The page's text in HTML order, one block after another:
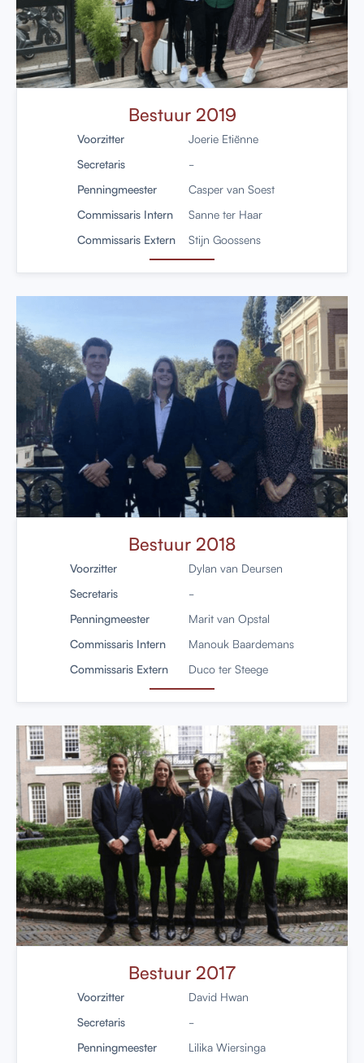
Bestuur 2019
Voorzitter
Joerie Etiënne
Secretaris
-
Penningmeester
Casper van Soest
Commissaris Intern
Sanne ter Haar
Commissaris Extern
Stijn Goossens
Bestuur 2018
Voorzitter
Dylan van Deursen
Secretaris
-
Penningmeester
Marit van Opstal
Commissaris Intern
Manouk Baardemans
Commissaris Extern
Duco ter Steege
Bestuur 2017
Voorzitter
David Hwan
Secretaris
-
Penningmeester
Lilika Wiersinga